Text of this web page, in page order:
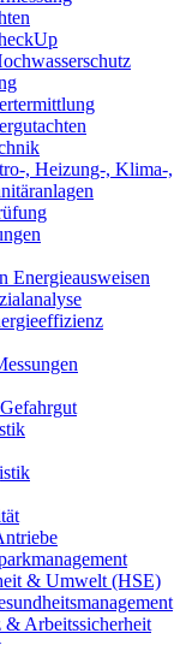
, Heizung-, Klima-,
Energieausweisen
& Umwelt (HSE)
& Arbeitssicherheit